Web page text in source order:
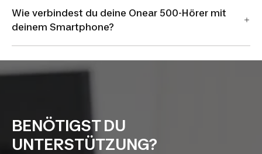
Wie verbindest du deine Onear 500-Hörer mit
deinem Smartphone?
BENÖTIGST DU
UNTERSTÜTZUNG?